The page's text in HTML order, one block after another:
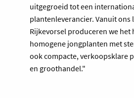
uitgegroeid tot een
plantenleverancier. Vanuit ons
Rijkevorsel produceren we het
homogene jongplanten met
ook compacte, verkoopsklare
en groothandel."